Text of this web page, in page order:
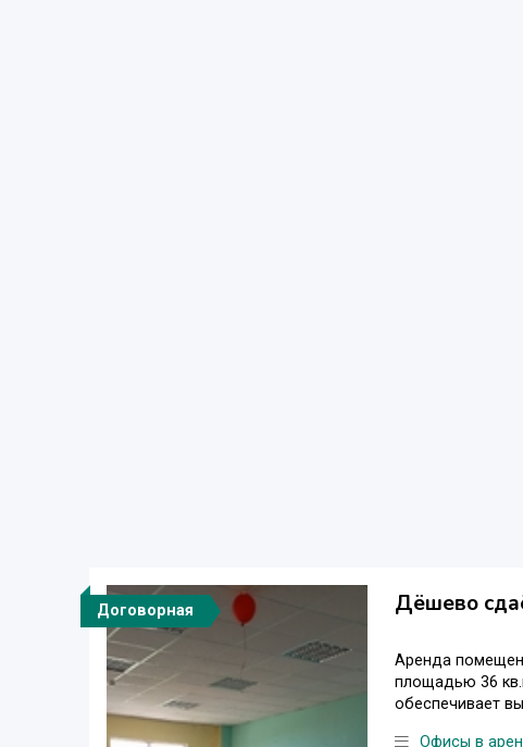
Договорная Дёшево
Аренда
площадью 36
обеспечивает
Офисы в